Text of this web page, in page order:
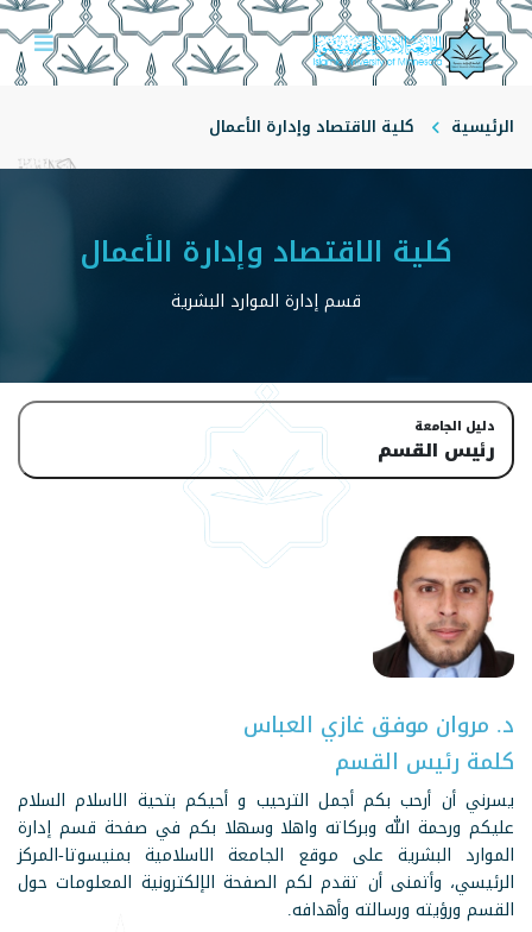
الرئيسية كلية الاقتصاد وإدارة الأعمال
كلية الاقتصاد وإدارة الأعمال
قسم إدارة الموارد البشرية
دليل الجامعة
رئيس القسم
د. مروان موفق غازي العباس
كلمة رئيس القسم
يسرني أن أرحب بكم أجمل الترحيب و أحيكم بتحية الاسلام السلام
عليكم ورحمة الله وبركاته واهلا وسهلا بكم في صفحة قسم إدارة
الموارد البشرية على موقع الجامعة الاسلامية بمنيسوتا-المركز
الرئيسي، وأتمنى أن تقدم لكم الصفحة الإلكترونية المعلومات حول
القسم ورؤيته ورسالته وأهدافه.